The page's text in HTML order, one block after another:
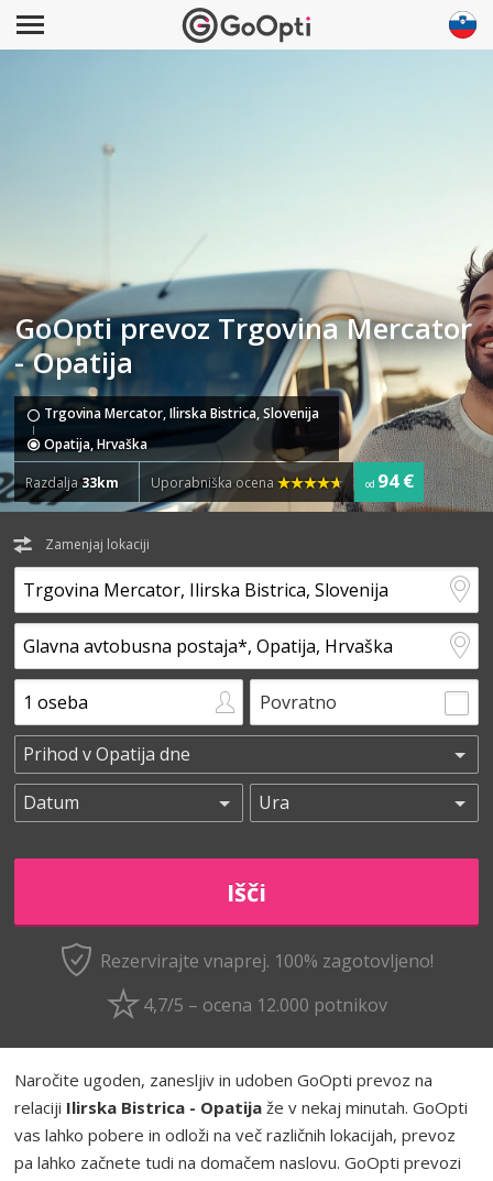
GoOpti prevoz Trgovina Mercator
- Opatija
Trgovina Mercator, Ilirska Bistrica, Slovenija
Opatija, Hrvaška
Razdalja33km Uporabniška ocena od 94 €
Zamenjaj lokaciji
Povratno
Rezervirajte vnaprej. 100% zagotovljeno!
4,7/5 – ocena 12.000 potnikov
Naročite ugoden, zanesljiv in udoben GoOpti prevoz na
relaciji Ilirska Bistrica - Opatija že v nekaj minutah. GoOpti
vas lahko pobere in odloži na več različnih lokacijah, prevoz
pa lahko začnete tudi na domačem naslovu. GoOpti prevozi